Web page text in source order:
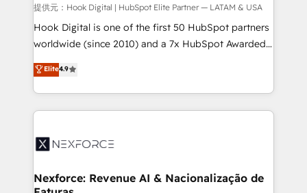
Design & Development We empower our clients to
reach their full potential by providing transparent,
relationship-driven support. With over 300 HubSpot
technical know-how and strategic guidance you
need to succeed.
提供元：Hook Digital | HubSpot Elite Partner — LATAM & USA
Hook Digital is one of the first 50 HubSpot partners
worldwide (since 2010) and a 7x HubSpot Awarded
Elite Partner. With 500+ projects across the U.S.,
Brazil, and LATAM, we combine global expertise with
regional experience. Today, we are Brazil’s largest
HubSpot Elite Partner—trusted by companies across
Implementation & Migration Onboarding across all
Station, Freshdesk, Intercom, and more. Custom
Elite4.9
Nexforce: Revenue AI & Nacionalização de